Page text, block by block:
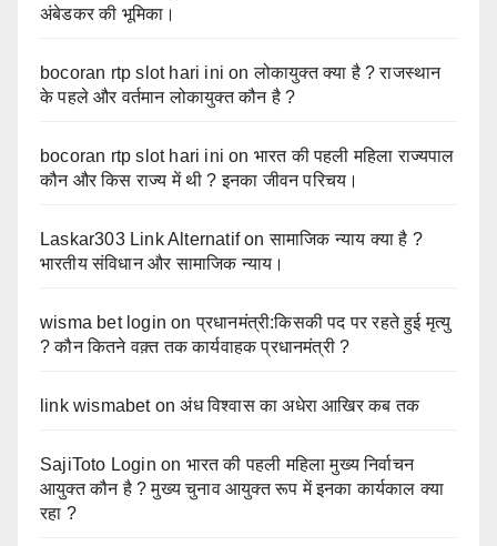
अंबेडकर की भूमिका।
bocoran rtp slot hari ini onलोकायुक्त क्या है ? राजस्थान
के पहले और वर्तमान लोकायुक्त कौन है ?
bocoran rtp slot hari ini on भारत की पहली महिला राज्यपाल
कौन और किस राज्य में थी ? इनका जीवन परिचय।
Laskar303 Link Alternatifonसामाजिक न्याय क्या है ?
भारतीय संविधान और सामाजिक न्याय।
wisma bet login onप्रधानमंत्री:किसकी पद पर रहते हुई मृत्यु
? कौन कितने वक़्त तक कार्यवाहक प्रधानमंत्री ?
link wismabetonअंध विश्वास का अधेरा आखिर कब तक
SajiToto Login on भारत की पहली महिला मुख्य निर्वाचन
आयुक्त कौन है ? मुख्य चुनाव आयुक्त रूप में इनका कार्यकाल क्या
रहा ?